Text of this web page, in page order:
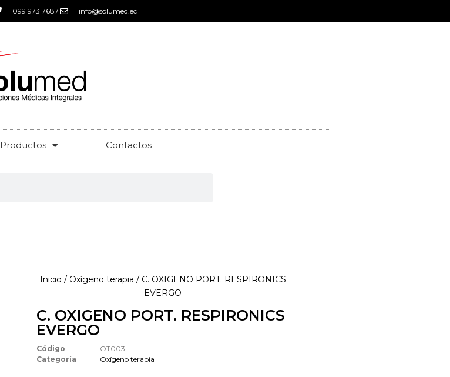
099 973 7687 info@solumed.ec
Productos Contactos
Inicio / Oxígeno terapia / C. OXIGENO PORT. RESPIRONICS
EVERGO
C. OXIGENO PORT. RESPIRONICS
EVERGO
Código
OT003
Categoría
Oxígeno terapia